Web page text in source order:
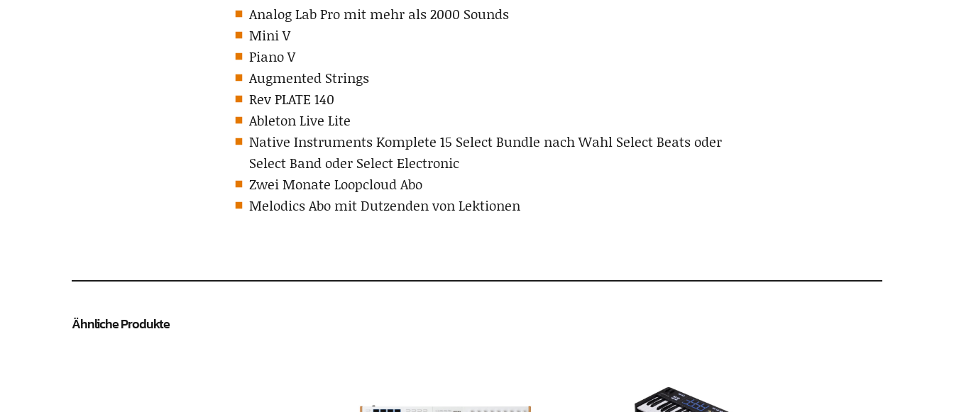
Analog Lab Pro mit mehr als 2000 Sounds
Mini V
Piano V
Augmented Strings
Rev PLATE 140
Ableton Live Lite
Native Instruments Komplete 15 Select Bundle nach Wahl Select Beats oder
Select Band oder Select Electronic
Zwei Monate Loopcloud Abo
Melodics Abo mit Dutzenden von Lektionen
Ähnliche Produkte